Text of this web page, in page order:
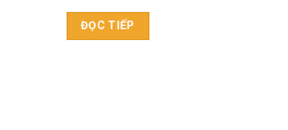
ĐỌC TIẾP